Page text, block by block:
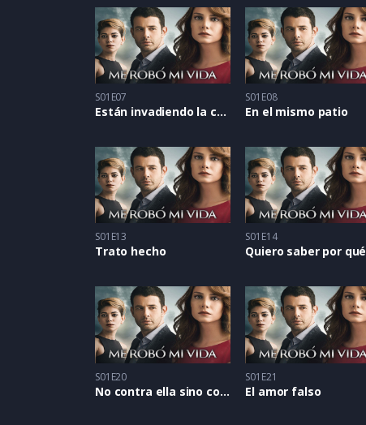
S01E07
Están invadiendo la casa
S01E08
En el mismo patio
S01E13
Trato hecho
S01E14
Quiero saber por qué
S01E20
No contra ella sino con ella
S01E21
El amor falso